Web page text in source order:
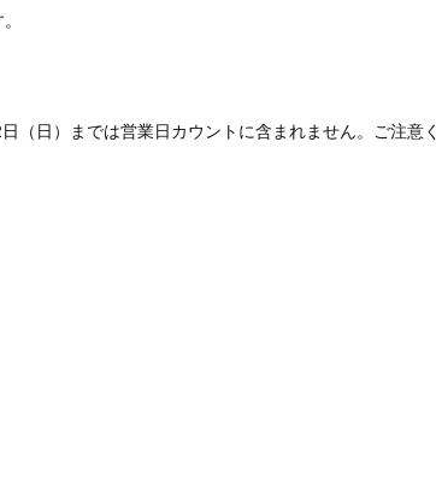
日）までは営業日カウントに含まれません。ご注意く